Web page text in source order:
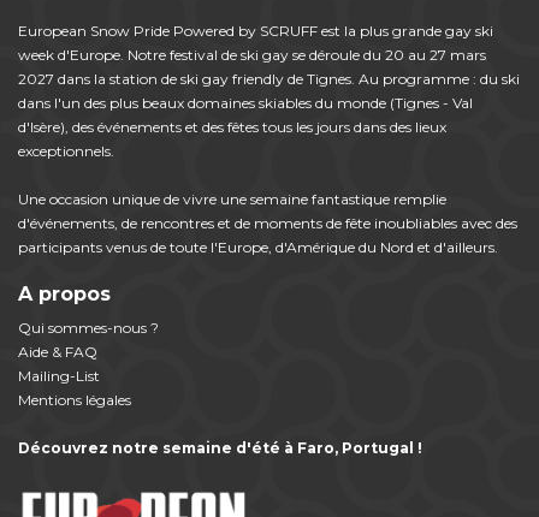
European Snow Pride Powered by SCRUFF est la plus grande gay ski
week d'Europe. Notre festival de ski gay se déroule du 20 au 27 mars
2027 dans la station de ski gay friendly de Tignes. Au programme : du ski
dans l'un des plus beaux domaines skiables du monde (Tignes - Val
d'Isère), des événements et des fêtes tous les jours dans des lieux
exceptionnels.
Une occasion unique de vivre une semaine fantastique remplie
d'événements, de rencontres et de moments de fête inoubliables avec des
participants venus de toute l'Europe, d'Amérique du Nord et d'ailleurs.
A propos
Qui sommes-nous ?
Aide & FAQ
Mailing-List
Mentions légales
Découvrez notre semaine d'été à Faro, Portugal !